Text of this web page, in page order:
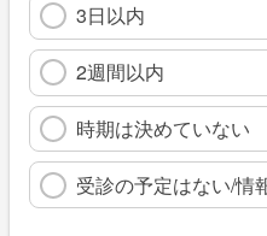
3日以内
2週間以内
時期は決めていない
受診の予定はない/情